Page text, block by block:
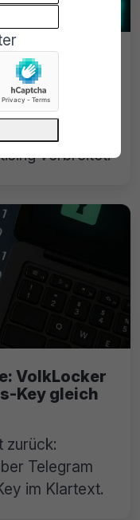
zielen auf
und
verbreitet.
VolkLocker
Key gleich
zurück:
Telegram
im Klartext.